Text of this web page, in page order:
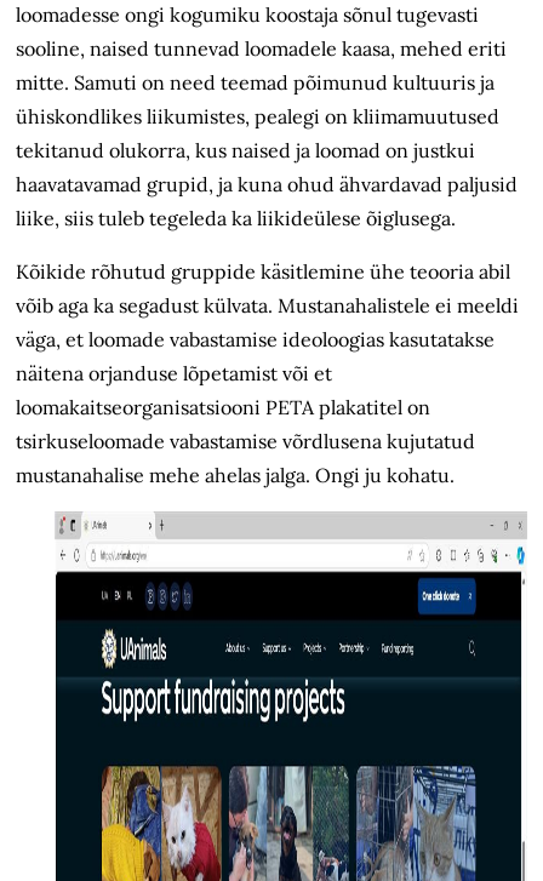
loomadesse ongi kogumiku koostaja sõnul tugevasti
sooline, naised tunnevad loomadele kaasa, mehed eriti
mitte. Samuti on need teemad põimunud kultuuris ja
ühiskondlikes liikumistes, pealegi on kliimamuutused
tekitanud olukorra, kus naised ja loomad on justkui
haavatavamad grupid, ja kuna ohud ähvardavad paljusid
liike, siis tuleb tegeleda ka liikideülese õiglusega.
Kõikide rõhutud gruppide käsitlemine ühe teooria abil
võib aga ka segadust külvata. Mustanahalistele ei meeldi
väga, et loomade vabastamise ideoloogias kasutatakse
näitena orjanduse lõpetamist või et
loomakaitseorganisatsiooni PETA plakatitel on
tsirkuseloomade vabastamise võrdlusena kujutatud
mustanahalise mehe ahelas jalga. Ongi ju kohatu.